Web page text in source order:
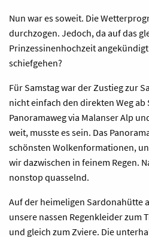
Nun war es soweit. Die
durchzogen. Jedoch, da auf das
Prinzessinenhochzeit
schiefgehen?
Für Samstag war der Zustieg zur
nicht einfach den direkten Weg ab
Panoramaweg via Malanser Alp
weit, musste es sein. Das
schönsten Wolkenformationen,
wir dazwischen in feinem Regen.
nonstop quasselnd.
Auf der heimeligen Sardonahütte
unsere nassen Regenkleider zum
und gleich zum Zviere. Die